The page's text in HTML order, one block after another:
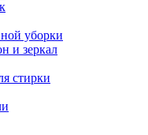
уборки
и зеркал
стирки